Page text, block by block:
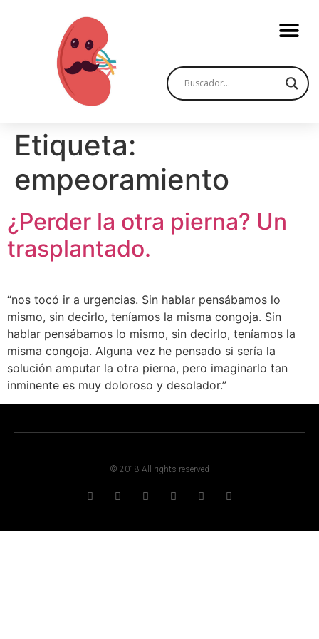
Etiqueta:
empeoramiento
¿Perder la otra pierna? Un
trasplantado.
“nos tocó ir a urgencias. Sin hablar pensábamos lo
mismo, sin decirlo, teníamos la misma congoja. Sin
hablar pensábamos lo mismo, sin decirlo, teníamos la
misma congoja. Alguna vez he pensado si sería la
solución amputar la otra pierna, pero imaginarlo tan
inminente es muy doloroso y desolador.”
© 2018 All rights reserved